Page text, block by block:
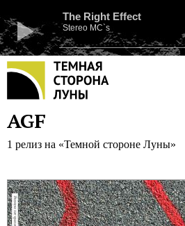
The Right Effect
Stereo MC`s
AGF
1 релиз на «Темной стороне Луны»